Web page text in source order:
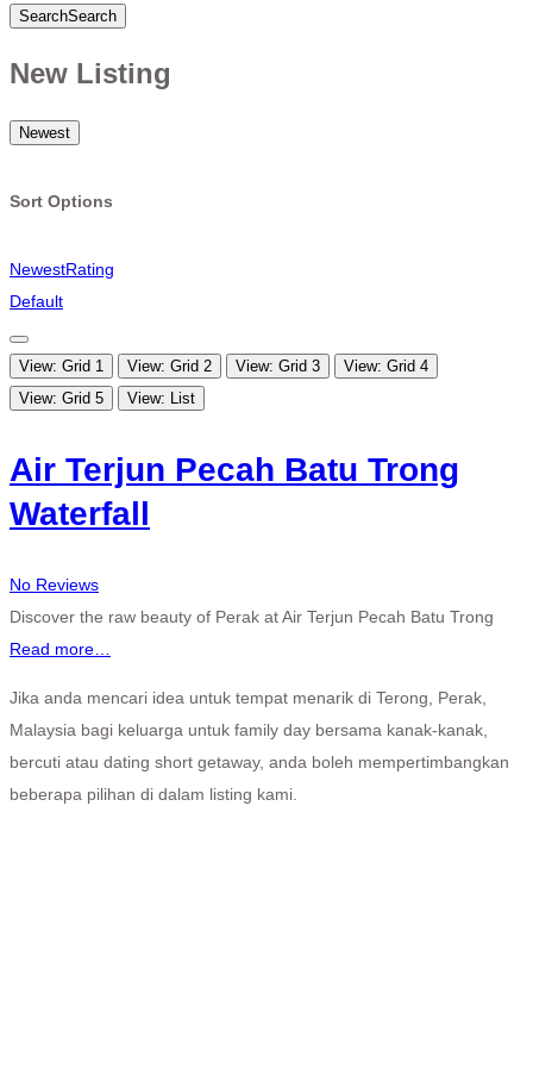
SearchSearch
New Listing
Newest
Sort Options
NewestRating
Default
View: Grid 1 View: Grid 2 View: Grid 3
View: Grid 4
View: Grid 5
View: List
Air Terjun Pecah Batu Trong
Waterfall
No Reviews
Discover the raw beauty of Perak at Air Terjun Pecah Batu Trong
Read more…
Jika anda mencari idea untuk tempat menarik di Terong, Perak,
Malaysia bagi keluarga untuk family day bersama kanak-kanak,
bercuti atau dating short getaway, anda boleh mempertimbangkan
beberapa pilihan di dalam listing kami.